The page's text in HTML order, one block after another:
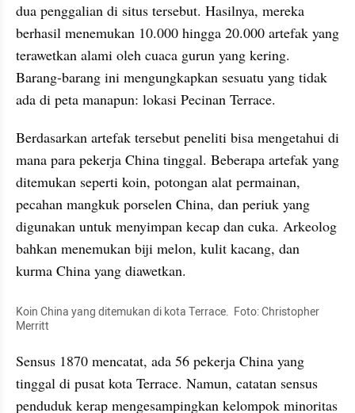
dua penggalian di situs tersebut. Hasilnya, mereka
berhasil menemukan 10.000 hingga 20.000 artefak yang
terawetkan alami oleh cuaca gurun yang kering.
Barang-barang ini mengungkapkan sesuatu yang tidak
ada di peta manapun: lokasi Pecinan Terrace.
Berdasarkan artefak tersebut peneliti bisa mengetahui di
mana para pekerja China tinggal. Beberapa artefak yang
ditemukan seperti koin, potongan alat permainan,
pecahan mangkuk porselen China, dan periuk yang
digunakan untuk menyimpan kecap dan cuka. Arkeolog
bahkan menemukan biji melon, kulit kacang, dan
kurma China yang diawetkan.
Koin China yang ditemukan di kota Terrace.  Foto: Christopher
Merritt
Sensus 1870 mencatat, ada 56 pekerja China yang
tinggal di pusat kota Terrace. Namun, catatan sensus
penduduk kerap mengesampingkan kelompok minoritas